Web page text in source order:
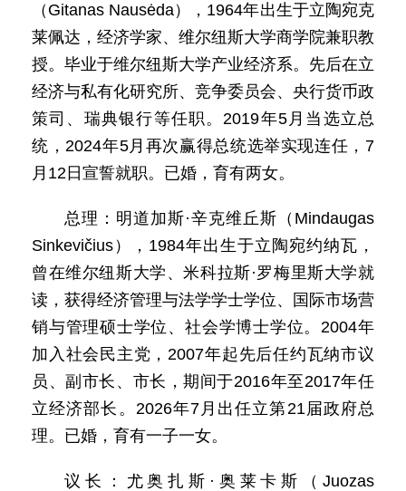
（Gitanas Nausėda），1964年出生于立陶宛克
莱佩达，经济学家、维尔纽斯大学商学院兼职教
授。毕业于维尔纽斯大学产业经济系。先后在立
经济与私有化研究所、竞争委员会、央行货币政
策司、瑞典银行等任职。2019年5月当选立总
统，2024年5月再次赢得总统选举实现连任，7
月12日宣誓就职。已婚，育有两女。
总理：明道加斯·辛克维丘斯（Mindaugas
Sinkevičius），1984年出生于立陶宛约纳瓦，
曾在维尔纽斯大学、米科拉斯·罗梅里斯大学就
读，获得经济管理与法学学士学位、国际市场营
销与管理硕士学位、社会学博士学位。2004年
加入社会民主党，2007年起先后任约瓦纳市议
员、副市长、市长，期间于2016年至2017年任
立经济部长。2026年7月出任立第21届政府总
理。已婚，育有一子一女。
议长：尤奥扎斯·奥莱卡斯（Juozas